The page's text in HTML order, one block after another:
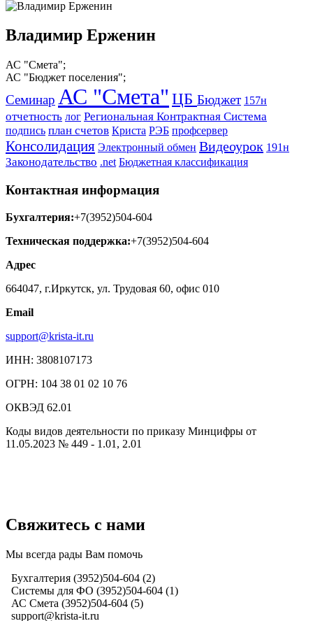
Владимир Ерженин
АС "Смета";
АС "Бюджет поселения";
Семинар АС "Смета" ЦБ Бюджет 157н
отчетность лог Региональная Контрактная Система
подпись план счетов Криста РЭБ профсервер
Консолидация Электронный обмен Видеоурок 191н
Законодательство .net Бюджетная классификация
Контактная информация
Бухгалтерия:+7(3952)504-604
Техническая поддержка:+7(3952)504-604
Адрес
664047, г.Иркутск, ул. Трудовая 60, офис 010
Email
support@krista-it.ru
ИНН: 3808107173
ОГРН: 104 38 01 02 10 76
ОКВЭД 62.01
Коды видов деятельности по приказу Минцифры от
11.05.2023 № 449 - 1.01, 2.01
Свяжитесь с нами
Мы всегда рады Вам помочь
Бухгалтерия (3952)504-604 (2)
Системы для ФО (3952)504-604 (1)
АС Смета (3952)504-604 (5)
support@krista-it.ru